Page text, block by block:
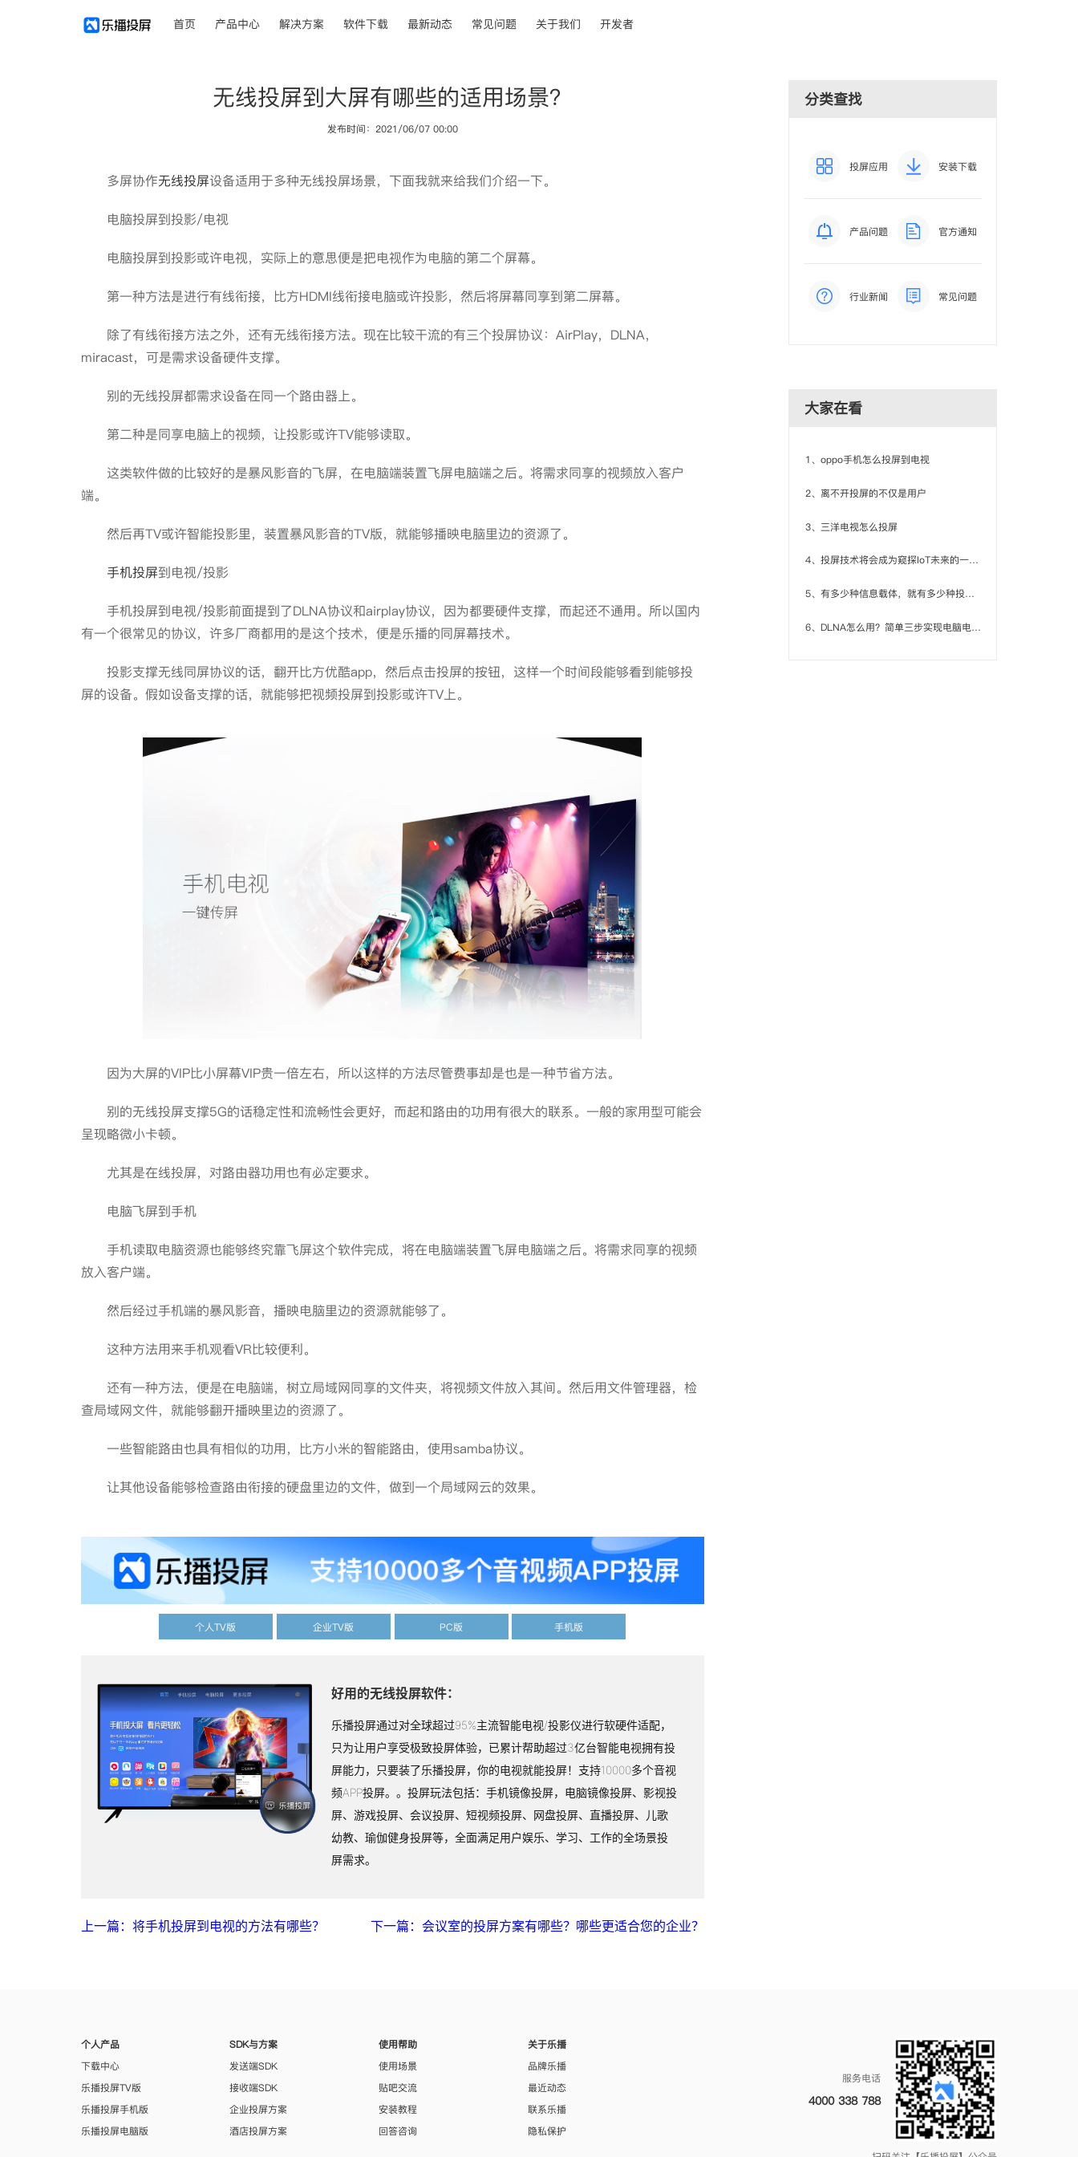
首页 产品中心 解决方案 软件下载 最新动态 常见问题 关于我们 开发者
无线投屏到大屏有哪些的适用场景？
发布时间：2021/06/07 00:00
多屏协作无线投屏设备适用于多种无线投屏场景，下面我就来给我们介绍一下。
电脑投屏到投影/电视
电脑投屏到投影或许电视，实际上的意思便是把电视作为电脑的第二个屏幕。
第一种方法是进行有线衔接，比方HDMI线衔接电脑或许投影，然后将屏幕同享到第二屏幕。
除了有线衔接方法之外，还有无线衔接方法。现在比较干流的有三个投屏协议：AirPlay，DLNA，
miracast，可是需求设备硬件支撑。
别的无线投屏都需求设备在同一个路由器上。
第二种是同享电脑上的视频，让投影或许TV能够读取。
这类软件做的比较好的是暴风影音的飞屏，在电脑端装置飞屏电脑端之后。将需求同享的视频放入客户
端。
然后再TV或许智能投影里，装置暴风影音的TV版，就能够播映电脑里边的资源了。
手机投屏到电视/投影
手机投屏到电视/投影前面提到了DLNA协议和airplay协议，因为都要硬件支撑，而起还不通用。所以国内
有一个很常见的协议，许多厂商都用的是这个技术，便是乐播的同屏幕技术。
投影支撑无线同屏协议的话，翻开比方优酷app，然后点击投屏的按钮，这样一个时间段能够看到能够投
屏的设备。假如设备支撑的话，就能够把视频投屏到投影或许TV上。
因为大屏的VIP比小屏幕VIP贵一倍左右，所以这样的方法尽管费事却是也是一种节省方法。
别的无线投屏支撑5G的话稳定性和流畅性会更好，而起和路由的功用有很大的联系。一般的家用型可能会
呈现略微小卡顿。
尤其是在线投屏，对路由器功用也有必定要求。
电脑飞屏到手机
手机读取电脑资源也能够终究靠飞屏这个软件完成，将在电脑端装置飞屏电脑端之后。将需求同享的视频
放入客户端。
然后经过手机端的暴风影音，播映电脑里边的资源就能够了。
这种方法用来手机观看VR比较便利。
还有一种方法，便是在电脑端，树立局域网同享的文件夹，将视频文件放入其间。然后用文件管理器，检
查局域网文件，就能够翻开播映里边的资源了。
一些智能路由也具有相似的功用，比方小米的智能路由，使用samba协议。
让其他设备能够检查路由衔接的硬盘里边的文件，做到一个局域网云的效果。
个人TV版 企业TV版 PC版 手机版
好用的无线投屏软件：
乐播投屏通过对全球超过95%主流智能电视/投影仪进行软硬件适配，
只为让用户享受极致投屏体验，已累计帮助超过3亿台智能电视拥有投
屏能力，只要装了乐播投屏，你的电视就能投屏！支持10000多个音视
频APP投屏。。投屏玩法包括：手机镜像投屏，电脑镜像投屏、影视投
屏、游戏投屏、会议投屏、短视频投屏、网盘投屏、直播投屏、儿歌
幼教、瑜伽健身投屏等，全面满足用户娱乐、学习、工作的全场景投
屏需求。
上一篇：将手机投屏到电视的方法有哪些？ 下一篇：会议室的投屏方案有哪些？哪些更适合您的企业？
分类查找
投屏应用 安装下载
产品问题 官方通知
行业新闻 常见问题
大家在看
1、oppo手机怎么投屏到电视
2、离不开投屏的不仅是用户
3、三洋电视怎么投屏
4、投屏技术将会成为窥探IoT未来的一扇窗口
5、有多少种信息载体，就有多少种投屏方式
6、DLNA怎么用？简单三步实现电脑电视DLNA互联！
个人产品
下载中心
乐播投屏TV版
乐播投屏手机版
乐播投屏电脑版
SDK与方案
发送端SDK
接收端SDK
企业投屏方案
酒店投屏方案
使用帮助
使用场景
贴吧交流
安装教程
回答咨询
关于乐播
品牌乐播
最近动态
联系乐播
隐私保护
服务电话
4000 338 788